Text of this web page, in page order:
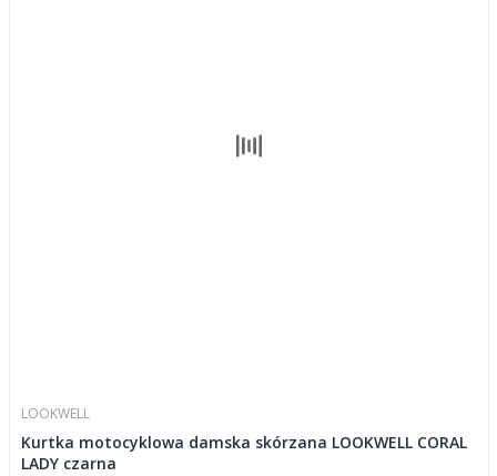
LOOKWELL
Kurtka motocyklowa damska skórzana LOOKWELL CORAL
LADY czarna